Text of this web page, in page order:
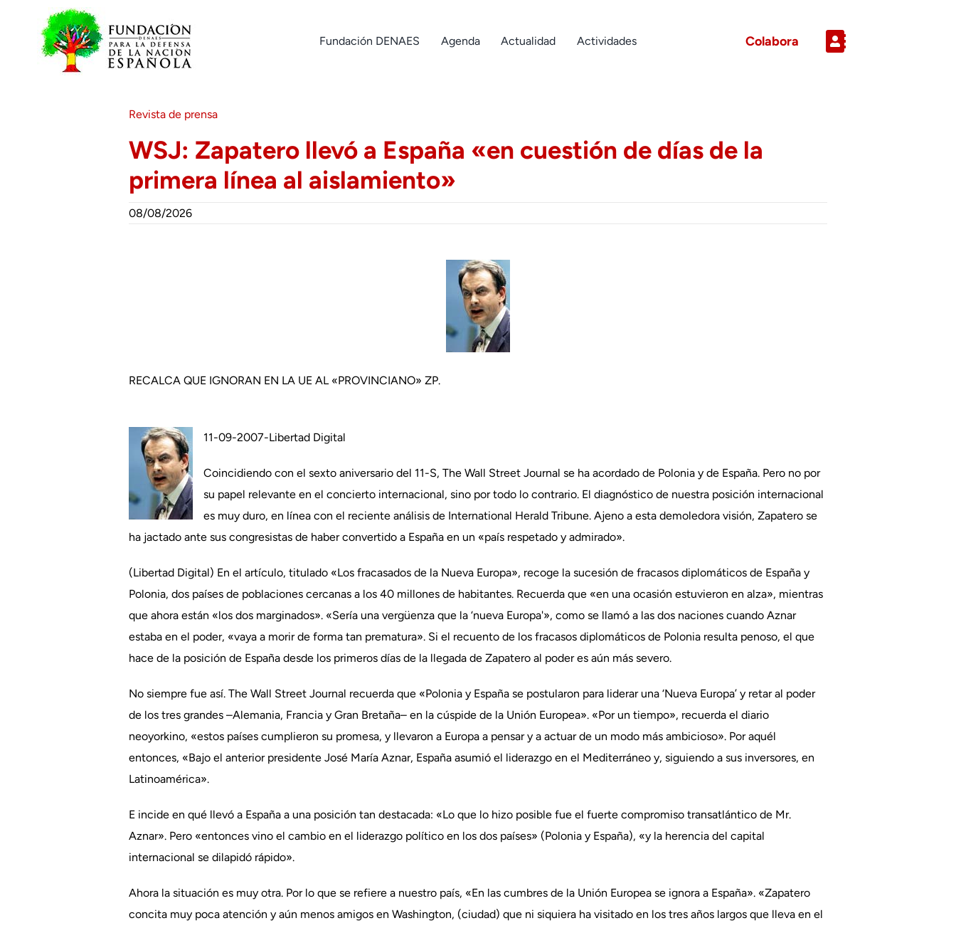
contenido
Fundación DENAES Agenda Actualidad Actividades Colabora
Revista de prensa
WSJ: Zapatero llevó a España «en cuestión de días de la
primera línea al aislamiento»
08/08/2026
RECALCA QUE IGNORAN EN LA UE AL «PROVINCIANO» ZP.
11-09-2007-Libertad Digital
Coincidiendo con el sexto aniversario del 11-S, The Wall Street Journal se ha acordado de Polonia y de España. Pero no por
su papel relevante en el concierto internacional, sino por todo lo contrario. El diagnóstico de nuestra posición internacional
es muy duro, en línea con el reciente análisis de International Herald Tribune. Ajeno a esta demoledora visión, Zapatero se
ha jactado ante sus congresistas de haber convertido a España en un «país respetado y admirado».
(Libertad Digital) En el artículo, titulado «Los fracasados de la Nueva Europa», recoge la sucesión de fracasos diplomáticos de España y
Polonia, dos países de poblaciones cercanas a los 40 millones de habitantes. Recuerda que «en una ocasión estuvieron en alza», mientras
que ahora están «los dos marginados». «Sería una vergüenza que la ‘nueva Europa'», como se llamó a las dos naciones cuando Aznar
estaba en el poder, «vaya a morir de forma tan prematura». Si el recuento de los fracasos diplomáticos de Polonia resulta penoso, el que
hace de la posición de España desde los primeros días de la llegada de Zapatero al poder es aún más severo.
No siempre fue así. The Wall Street Journal recuerda que «Polonia y España se postularon para liderar una ‘Nueva Europa’ y retar al poder
de los tres grandes –Alemania, Francia y Gran Bretaña– en la cúspide de la Unión Europea». «Por un tiempo», recuerda el diario
neoyorkino, «estos países cumplieron su promesa, y llevaron a Europa a pensar y a actuar de un modo más ambicioso». Por aquél
entonces, «Bajo el anterior presidente José María Aznar, España asumió el liderazgo en el Mediterráneo y, siguiendo a sus inversores, en
Latinoamérica».
E incide en qué llevó a España a una posición tan destacada: «Lo que lo hizo posible fue el fuerte compromiso transatlántico de Mr.
Aznar». Pero «entonces vino el cambio en el liderazgo político en los dos países» (Polonia y España), «y la herencia del capital
internacional se dilapidó rápido».
Ahora la situación es muy otra. Por lo que se refiere a nuestro país, «En las cumbres de la Unión Europea se ignora a España». «Zapatero
concita muy poca atención y aún menos amigos en Washington, (ciudad) que ni siquiera ha visitado en los tres años largos que lleva en el